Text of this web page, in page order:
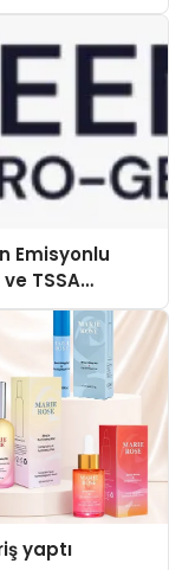
Emisyonlu
TSSA
yaptı